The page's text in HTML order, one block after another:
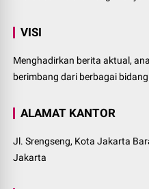
VISI
Menghadirkan berita aktual,
berimbang dari berbagai
ALAMAT KANTOR
Jl. Srengseng, Kota Jakarta
Jakarta